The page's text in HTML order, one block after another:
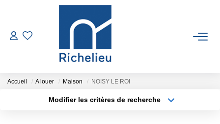
VENTES
LOCATIONS
Accueil A louer Maison NOISY LE ROI
Modifier les critères de recherche